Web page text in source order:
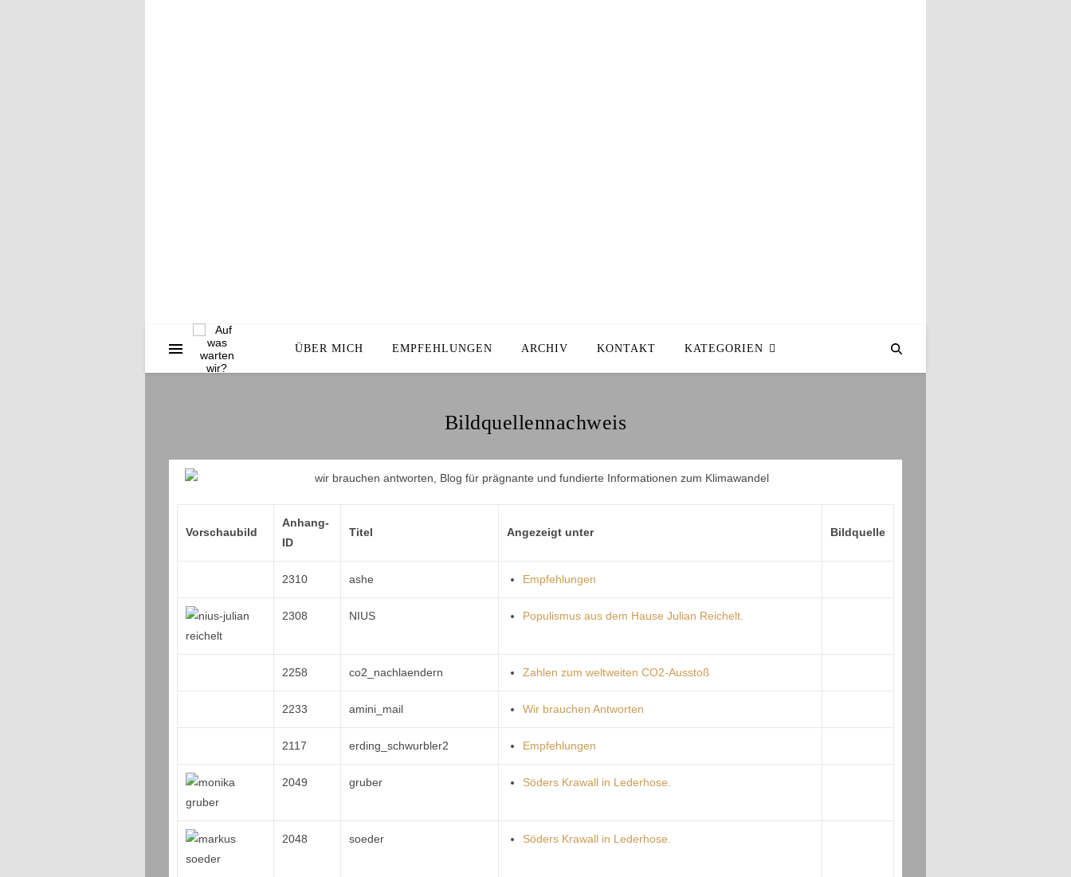
ÜBER MICH EMPFEHLUNGEN ARCHIV KONTAKT KATEGORIEN
Bildquellennachweis
Vorschaubild
Anhang-
ID
Titel Angezeigt unter Bildquelle
2310 ashe Empfehlungen
2308 NIUS Populismus aus dem Hause Julian Reichelt.
2258 co2_nachlaendern Zahlen zum weltweiten CO2-Ausstoß
2233 amini_mail Wir brauchen Antworten
2117 erding_schwurbler2 Empfehlungen
2049 gruber Söders Krawall in Lederhose.
2048 soeder Söders Krawall in Lederhose.